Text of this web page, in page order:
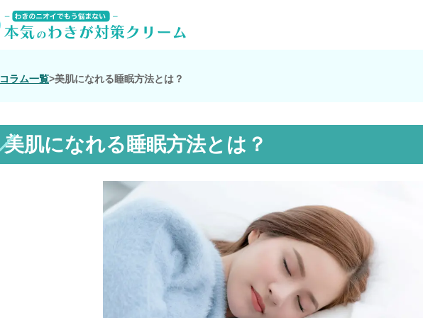
コラム一覧>美肌になれる睡眠方法とは？
美肌になれる睡眠方法とは？